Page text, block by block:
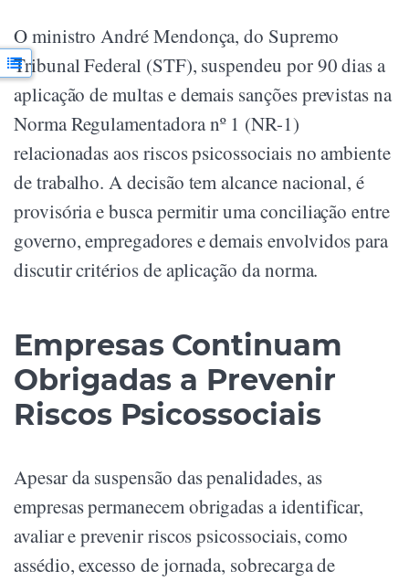
O ministro André Mendonça, do Supremo
Tribunal Federal (STF), suspendeu por 90 dias a
aplicação de multas e demais sanções previstas na
Norma Regulamentadora nº 1 (NR-1)
relacionadas aos riscos psicossociais no ambiente
de trabalho. A decisão tem alcance nacional, é
provisória e busca permitir uma conciliação entre
governo, empregadores e demais envolvidos para
discutir critérios de aplicação da norma.
Empresas Continuam
Obrigadas a Prevenir
Riscos Psicossociais
Apesar da suspensão das penalidades, as
empresas permanecem obrigadas a identificar,
avaliar e prevenir riscos psicossociais, como
assédio, excesso de jornada, sobrecarga de